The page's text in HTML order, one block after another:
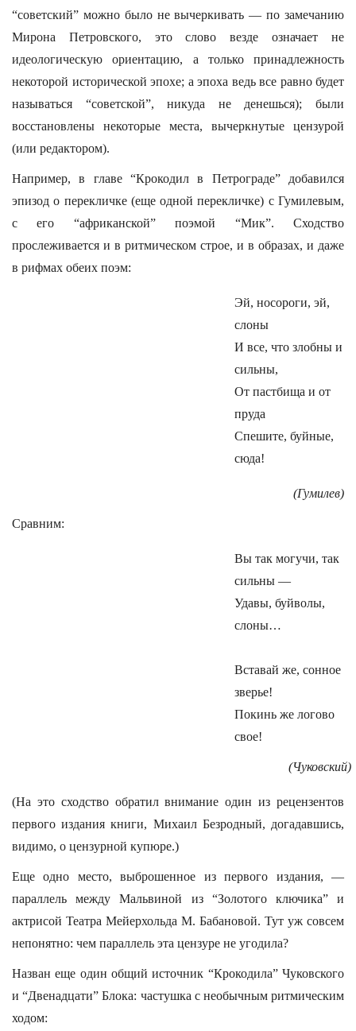
“советский” можно было не вычеркивать — по замечанию
Мирона Петровского, это слово везде означает не
идеологическую ориентацию, а только принадлежность
некоторой исторической эпохе; а эпоха ведь все равно будет
называться “советской”, никуда не денешься); были
восстановлены некоторые места, вычеркнутые цензурой
(или редактором).
Например, в главе “Крокодил в Петрограде” добавился
эпизод о перекличке (еще одной перекличке) с Гумилевым,
с его “африканской” поэмой “Мик”. Сходство
прослеживается и в ритмическом строе, и в образах, и даже
в рифмах обеих поэм:
Эй, носороги, эй,
слоны
И все, что злобны и
сильны,
От пастбища и от
пруда
Спешите, буйные,
сюда!
(Гумилев)
Сравним:
Вы так могучи, так
сильны —
Удавы, буйволы,
слоны…
Вставай же, сонное
зверье!
Покинь же логово
свое!
(Чуковский)
(На это сходство обратил внимание один из рецензентов
первого издания книги, Михаил Безродный, догадавшись,
видимо, о цензурной купюре.)
Еще одно место, выброшенное из первого издания, —
параллель между Мальвиной из “Золотого ключика” и
актрисой Театра Мейерхольда М. Бабановой. Тут уж совсем
непонятно: чем параллель эта цензуре не угодила?
Назван еще один общий источник “Крокодила” Чуковского
и “Двенадцати” Блока: частушка с необычным ритмическим
ходом: